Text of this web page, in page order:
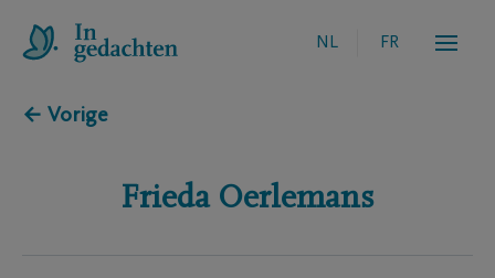
NL FR
← Vorige
Frieda Oerlemans